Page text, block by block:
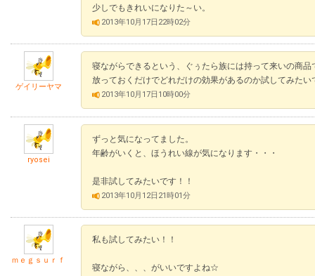
少しでもきれいになりた～い。
2013年10月17日22時02分
ゲイリーヤマ
寝ながらできるという、ぐぅたら族には持って来いの商品
放っておくだけでどれだけの効果があるのか試してみたい
2013年10月17日10時00分
ryosei
ずっと気になってました。
年齢がいくと、ほうれい線が気になります・・・
是非試してみたいです！！
2013年10月12日21時01分
ｍｅｇｓｕｒｆ
私も試してみたい！！
寝ながら、、、がいいですよね☆